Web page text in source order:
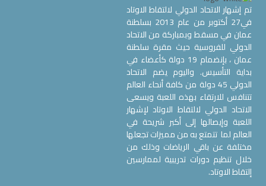
تم إشهار الاتحاد الدولي لالتقاط الاوتاد
في27 أكتوبر من عام 2013 بسلطنة
عمان في مسقط وبمباركة من الاتحاد
الدولي للفروسية حيث مقرة سلطنة
عمان ، بإنضمام 19 دولة كأعضاء في
بداية التأسيس. واليوم يضم الاتحاد
الدولي 45 دولة من كافة أنحاء العالم
تتنافس للارتقاء بهذه اللعبة ويسعى
الاتحاد الدولي لالتقاط الاوتاد لإشهار
اللعبة وإيصالها إلى أكبر شريحة في
العالم لما تتمتع به من مميزات تجعلها
مختلفة عن باقي الرياضات وذلك من
خلال تنظيم دورات تدريبية لممارسين
إلتقاط الاوتاد.